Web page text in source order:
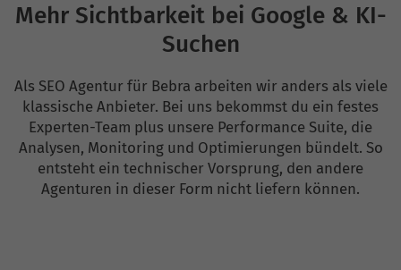
Mehr Sichtbarkeit bei Google & KI-
Suchen
Als SEO Agentur für Bebra arbeiten wir anders als viele
klassische Anbieter. Bei uns bekommst du ein festes
Experten-Team plus unsere Performance Suite, die
Analysen, Monitoring und Optimierungen bündelt. So
entsteht ein technischer Vorsprung, den andere
Agenturen in dieser Form nicht liefern können.